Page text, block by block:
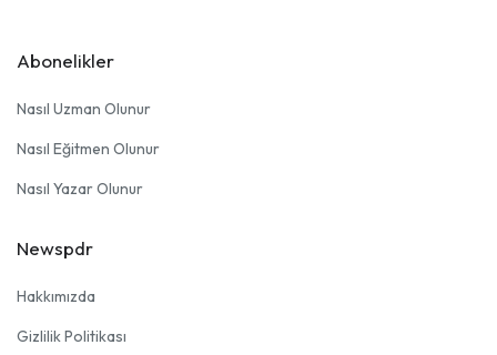
Abonelikler
Nasıl Uzman Olunur
Nasıl Eğitmen Olunur
Nasıl Yazar Olunur
Newspdr
Hakkımızda
Gizlilik Politikası